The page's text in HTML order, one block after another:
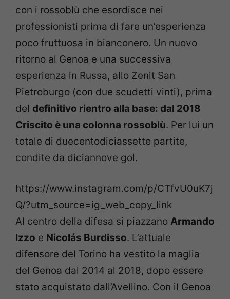
con i rossoblù che esordisce nei
professionisti prima di fare un’esperienza
poco fruttuosa in bianconero. Un nuovo
ritorno al Genoa e una successiva
esperienza in Russa, allo Zenit San
Pietroburgo (con due scudetti vinti), prima
del definitivo rientro alla base: dal 2018
Criscito è una colonna rossoblù. Per lui un
totale di duecentodiciassette partite,
condite da diciannove gol.
https://www.instagram.com/p/CTfvU0uK7j
Q/?utm_source=ig_web_copy_link
Al centro della difesa si piazzano Armando
Izzo e Nicolás Burdisso. L’attuale
difensore del Torino ha vestito la maglia
del Genoa dal 2014 al 2018, dopo essere
stato acquistato dall’Avellino. Con il Genoa